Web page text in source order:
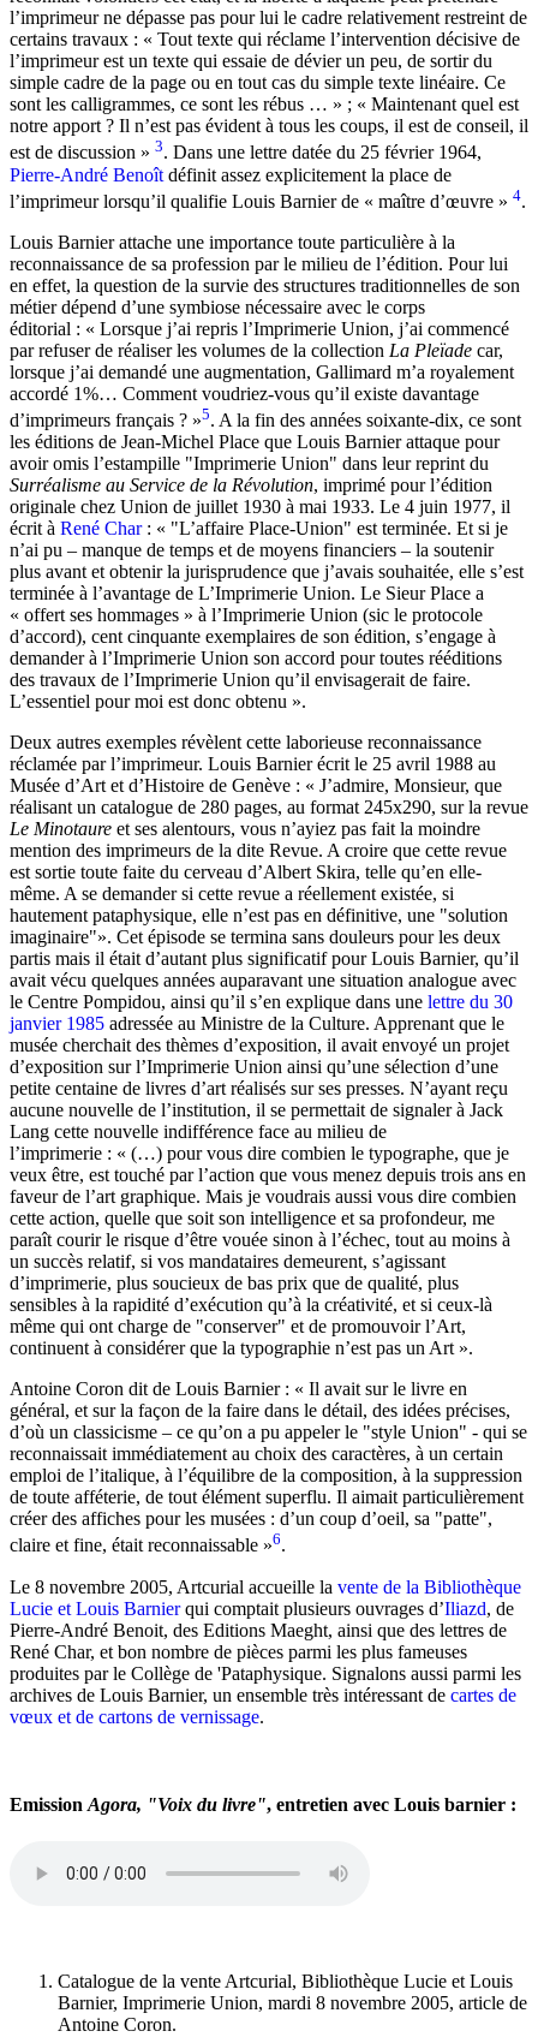
l’imprimeur ne dépasse pas pour lui le cadre relativement restreint de
certains travaux : « Tout texte qui réclame l’intervention décisive de
l’imprimeur est un texte qui essaie de dévier un peu, de sortir du
simple cadre de la page ou en tout cas du simple texte linéaire. Ce
sont les calligrammes, ce sont les rébus … » ; « Maintenant quel est
notre apport ? Il n’est pas évident à tous les coups, il est de conseil, il
est de discussion » 3. Dans une lettre datée du 25 février 1964,
Pierre-André Benoît définit assez explicitement la place de
l’imprimeur lorsqu’il qualifie Louis Barnier de « maître d’œuvre » 4.
Louis Barnier attache une importance toute particulière à la
reconnaissance de sa profession par le milieu de l’édition. Pour lui
en effet, la question de la survie des structures traditionnelles de son
métier dépend d’une symbiose nécessaire avec le corps
éditorial : « Lorsque j’ai repris l’Imprimerie Union, j’ai commencé
par refuser de réaliser les volumes de la collection La Pleïade car,
lorsque j’ai demandé une augmentation, Gallimard m’a royalement
accordé 1%… Comment voudriez-vous qu’il existe davantage
d’imprimeurs français ? »5. A la fin des années soixante-dix, ce sont
les éditions de Jean-Michel Place que Louis Barnier attaque pour
avoir omis l’estampille "Imprimerie Union" dans leur reprint du
Surréalisme au Service de la Révolution, imprimé pour l’édition
originale chez Union de juillet 1930 à mai 1933. Le 4 juin 1977, il
écrit à René Char: « "L’affaire Place-Union" est terminée. Et si je
n’ai pu – manque de temps et de moyens financiers – la soutenir
plus avant et obtenir la jurisprudence que j’avais souhaitée, elle s’est
terminée à l’avantage de L’Imprimerie Union. Le Sieur Place a
« offert ses hommages » à l’Imprimerie Union (sic le protocole
d’accord), cent cinquante exemplaires de son édition, s’engage à
demander à l’Imprimerie Union son accord pour toutes rééditions
des travaux de l’Imprimerie Union qu’il envisagerait de faire.
L’essentiel pour moi est donc obtenu ».
Deux autres exemples révèlent cette laborieuse reconnaissance
réclamée par l’imprimeur. Louis Barnier écrit le 25 avril 1988 au
Musée d’Art et d’Histoire de Genève : « J’admire, Monsieur, que
réalisant un catalogue de 280 pages, au format 245x290, sur la revue
Le Minotaure et ses alentours, vous n’ayiez pas fait la moindre
mention des imprimeurs de la dite Revue. A croire que cette revue
est sortie toute faite du cerveau d’Albert Skira, telle qu’en elle-
même. A se demander si cette revue a réellement existée, si
hautement pataphysique, elle n’est pas en définitive, une "solution
imaginaire"». Cet épisode se termina sans douleurs pour les deux
partis mais il était d’autant plus significatif pour Louis Barnier, qu’il
avait vécu quelques années auparavant une situation analogue avec
le Centre Pompidou, ainsi qu’il s’en explique dans une lettre du 30
janvier 1985 adressée au Ministre de la Culture. Apprenant que le
musée cherchait des thèmes d’exposition, il avait envoyé un projet
d’exposition sur l’Imprimerie Union ainsi qu’une sélection d’une
petite centaine de livres d’art réalisés sur ses presses. N’ayant reçu
aucune nouvelle de l’institution, il se permettait de signaler à Jack
Lang cette nouvelle indifférence face au milieu de
l’imprimerie : « (…) pour vous dire combien le typographe, que je
veux être, est touché par l’action que vous menez depuis trois ans en
faveur de l’art graphique. Mais je voudrais aussi vous dire combien
cette action, quelle que soit son intelligence et sa profondeur, me
paraît courir le risque d’être vouée sinon à l’échec, tout au moins à
un succès relatif, si vos mandataires demeurent, s’agissant
d’imprimerie, plus soucieux de bas prix que de qualité, plus
sensibles à la rapidité d’exécution qu’à la créativité, et si ceux-là
même qui ont charge de "conserver" et de promouvoir l’Art,
continuent à considérer que la typographie n’est pas un Art ».
Antoine Coron dit de Louis Barnier : « Il avait sur le livre en
général, et sur la façon de la faire dans le détail, des idées précises,
d’où un classicisme – ce qu’on a pu appeler le "style Union" - qui se
reconnaissait immédiatement au choix des caractères, à un certain
emploi de l’italique, à l’équilibre de la composition, à la suppression
de toute afféterie, de tout élément superflu. Il aimait particulièrement
créer des affiches pour les musées : d’un coup d’oeil, sa "patte",
claire et fine, était reconnaissable »6.
Le 8 novembre 2005, Artcurial accueille la vente de la Bibliothèque
Lucie et Louis Barnierqui comptait plusieurs ouvrages d’Iliazd, de
Pierre-André Benoit, des Editions Maeght, ainsi que des lettres de
René Char, et bon nombre de pièces parmi les plus fameuses
produites par le Collège de 'Pataphysique. Signalons aussi parmi les
archives de Louis Barnier, un ensemble très intéressant de cartes de
vœux et de cartons de vernissage.
Emission Agora, "Voix du livre", entretien avec Louis barnier :
Catalogue de la vente Artcurial, Bibliothèque Lucie et Louis
Barnier, Imprimerie Union, mardi 8 novembre 2005, article de
Antoine Coron.